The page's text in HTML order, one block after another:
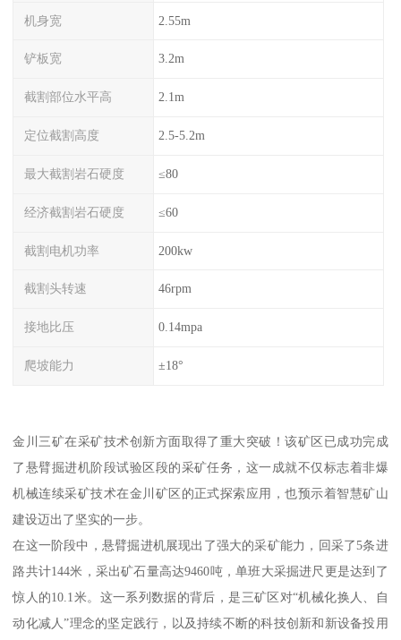
机身宽 2.55m
铲板宽 3.2m
截割部位水平高 2.1m
定位截割高度 2.5-5.2m
最大截割岩石硬度 ≤80
经济截割岩石硬度 ≤60
截割电机功率 200kw
截割头转速 46rpm
接地比压 0.14mpa
爬坡能力 ±18°
金川三矿在采矿技术创新方面取得了重大突破！该矿区已成功完成
了悬臂掘进机阶段试验区段的采矿任务，这一成就不仅标志着非爆
机械连续采矿技术在金川矿区的正式探索应用，也预示着智慧矿山
建设迈出了坚实的一步。
在这一阶段中，悬臂掘进机展现出了强大的采矿能力，回采了5条进
路共计144米，采出矿石量高达9460吨，单班大采掘进尺更是达到了
惊人的10.1米。这一系列数据的背后，是三矿区对“机械化换人、自
动化减人”理念的坚定践行，以及持续不断的科技创新和新设备投用